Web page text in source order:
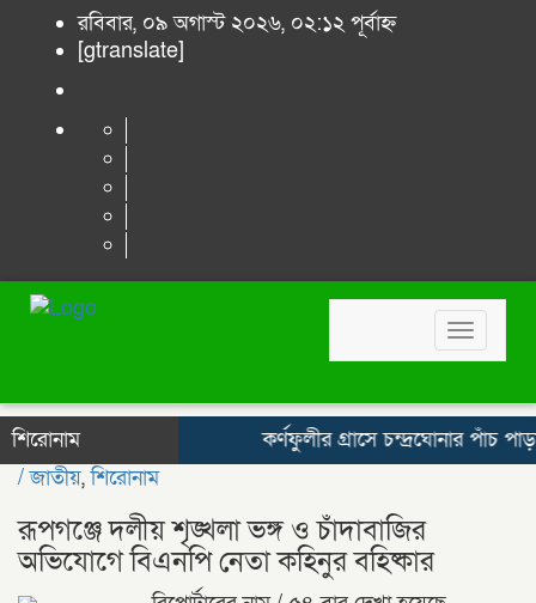
রবিবার, ০৯ অগাস্ট ২০২৬, ০২:১২ পূর্বাহ্ন
[gtranslate]
Toggle
শিরোনাম
কর্ণফুলীর গ্রাসে চন্দ্রঘোনার পাঁচ
/জাতীয়,শিরোনাম
রূপগঞ্জে দলীয় শৃঙ্খলা ভঙ্গ ও চাঁদাবাজির
অভিযোগে বিএনপি নেতা কহিনুর বহিষ্কার